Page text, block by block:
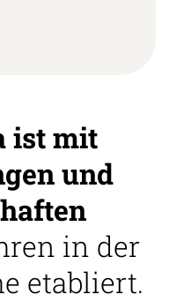
ist mit
und
in der
etabliert.